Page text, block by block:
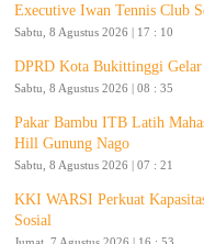
Executive Iwan Tennis Club
Sabtu, 8 Agustus 2026 | 17 : 10
DPRD Kota Bukittinggi Gelar
Sabtu, 8 Agustus 2026 | 08 : 35
Pakar Bambu ITB Latih
Hill Gunung Nago
Sabtu, 8 Agustus 2026 | 07 : 21
KKI WARSI Perkuat
Sosial